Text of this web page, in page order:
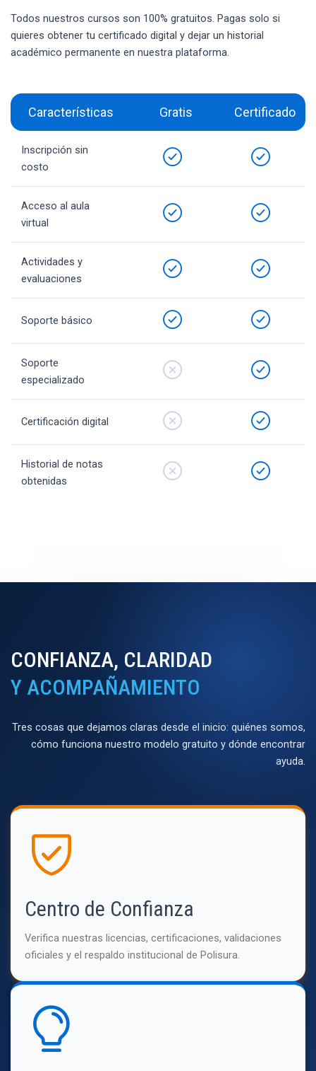
Todos nuestros cursos son 100% gratuitos. Pagas solo si
quieres obtener tu certificado digital y dejar un historial
académico permanente en nuestra plataforma.
Características Gratis Certificado
Inscripción sin
costo
Acceso al aula
virtual
Actividades y
evaluaciones
Soporte básico
Soporte
especializado
Certificación digital
Historial de notas
obtenidas
CONFIANZA, CLARIDAD
Y ACOMPAÑAMIENTO
Tres cosas que dejamos claras desde el inicio: quiénes somos,
cómo funciona nuestro modelo gratuito y dónde encontrar
ayuda.
Centro de Confianza
Verifica nuestras licencias, certificaciones, validaciones
oficiales y el respaldo institucional de Polisura.